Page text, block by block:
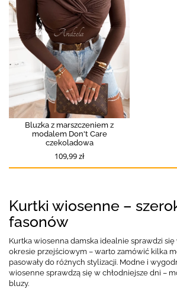
Bluzka z marszczeniem z
modalem Don't Care
czekoladowa
109,99 zł
Kurtki wiosenne –
fasonów
Kurtka wiosenna damska idealnie sprawdzi się
okresie przejściowym – warto zamówić kilka
pasowały do różnych stylizacji. Modne i
wiosenne sprawdzą się w chłodniejsze dni –
bluzy.